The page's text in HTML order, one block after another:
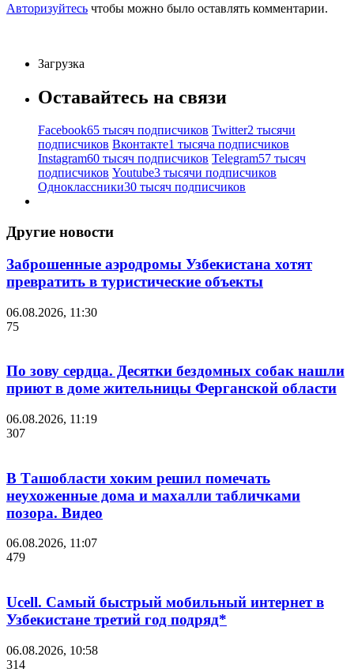
Авторизуйтесь чтобы можно было оставлять комментарии.
Загрузка
Оставайтесь на связи
Facebook65 тысяч подписчиков Twitter2 тысячи
подписчиков Вконтакте1 тысяча подписчиков
Instagram60 тысяч подписчиков Telegram57 тысяч
подписчиков Youtube3 тысячи подписчиков
Одноклассники30 тысяч подписчиков
Другие новости
Заброшенные аэродромы Узбекистана хотят
превратить в туристические объекты
06.08.2026, 11:30
75
По зову сердца. Десятки бездомных собак нашли
приют в доме жительницы Ферганской области
06.08.2026, 11:19
307
В Ташобласти хоким решил помечать
неухоженные дома и махалли табличками
позора. Видео
06.08.2026, 11:07
479
Ucell. Самый быстрый мобильный интернет в
Узбекистане третий год подряд*
06.08.2026, 10:58
314